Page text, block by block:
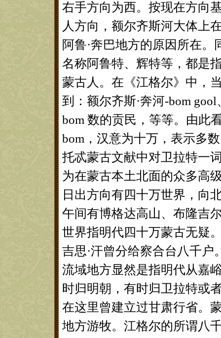
右手方向为西。按现在方向
人方向，额尔齐斯河大体上
阿鲁·奔巴地方的原因所在
名称阿鲁特、辉特等，都是
蒙古人。在《江格尔》中，
到：额尔齐斯·奔河-bom
bom 数的贡民，等等。由此
bom，汉意为十万，表示多
托忒蒙古文献中对卫拉特一
为在蒙古本土北面的众多高
日出方向有四十万世界，向
午间有博格达高山、布隆吉
世界指明代四十万蒙古无疑
吉思·汗曾分给察合台八千
流域地方显然是指明代从嘉
时归明朝，有时归卫拉特或
在这里曾建立过甘肃行省。
地方游牧。江格尔的所谓八